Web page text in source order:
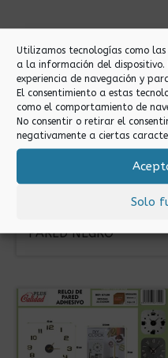
Utilizamos tecnologías como
a la información del dispositivo.
experiencia de navegación y
El consentimiento a estas
como el comportamiento de
No consentir o retirar el
negativamente a ciertas
Solo
Productos
PARED NEGRO